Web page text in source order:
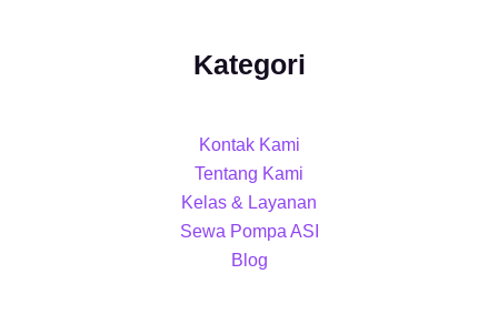
Kategori
Kontak Kami
Tentang Kami
Kelas & Layanan
Sewa Pompa ASI
Blog